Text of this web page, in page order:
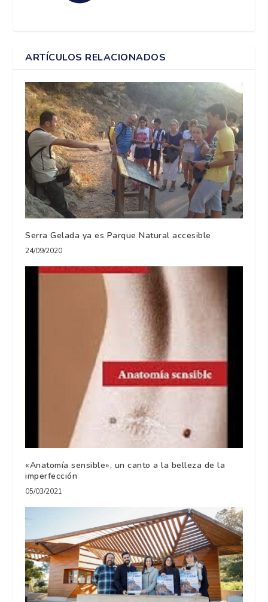
ARTÍCULOS RELACIONADOS
Serra Gelada ya es Parque Natural accesible
24/09/2020
«Anatomía sensible», un canto a la belleza de la
imperfección
05/03/2021